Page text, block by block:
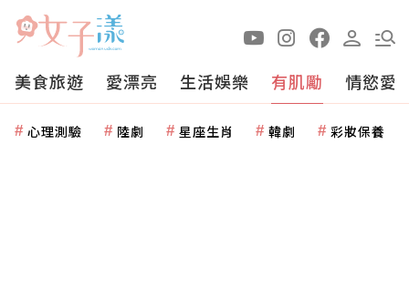
美食旅遊 愛漂亮 生活娛樂 有肌勵 情慾愛
心理測驗 陸劇 星座生肖 韓劇 彩妝保養